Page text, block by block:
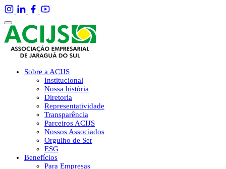
Sobre a ACIJS
Institucional
Nossa história
Diretoria
Representatividade
Transparência
Parceiros ACIJS
Nossos Associados
Orgulho de Ser
ESG
Benefícios
Para Empresas